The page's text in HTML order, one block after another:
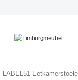
LABEL51